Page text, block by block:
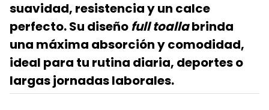
suavidad, resistencia y un calce
perfecto. Su diseñofull toallabrinda
una máxima absorción y comodidad,
ideal para tu rutina diaria, deportes o
largas jornadas laborales.